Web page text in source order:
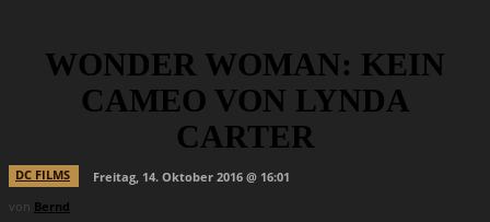
WONDER WOMAN: KEIN
CAMEO VON LYNDA
CARTER
DC FILMS
Freitag, 14. Oktober 2016 @ 16:01
von Bernd